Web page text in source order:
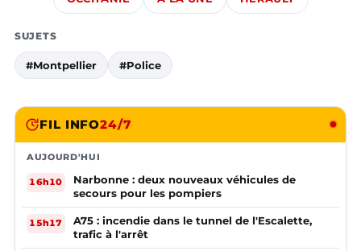
SUJETS
#Montpellier #Police
FIL INFO24/7
AUJOURD'HUI
16h10
Narbonne : deux nouveaux véhicules de
secours pour les pompiers
15h17
A75 : incendie dans le tunnel de l'Escalette,
trafic à l'arrêt